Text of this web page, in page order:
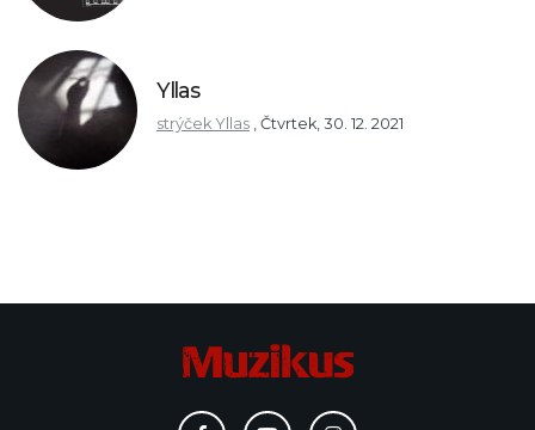
Yllas
strýček Yllas Čtvrtek, 30. 12. 2021